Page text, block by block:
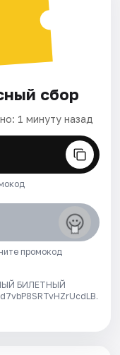
сбор
1 минуту назад
промокод
БИЛЕТНЫЙ